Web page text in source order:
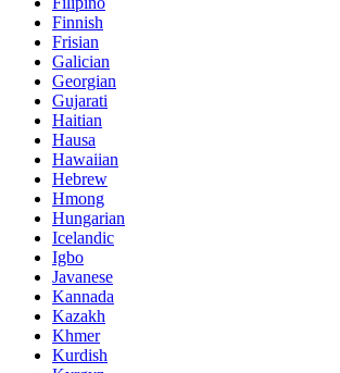
Finnish
Frisian
Galician
Georgian
Gujarati
Haitian
Hausa
Hawaiian
Hebrew
Hmong
Hungarian
Icelandic
Igbo
Javanese
Kannada
Kazakh
Khmer
Kurdish